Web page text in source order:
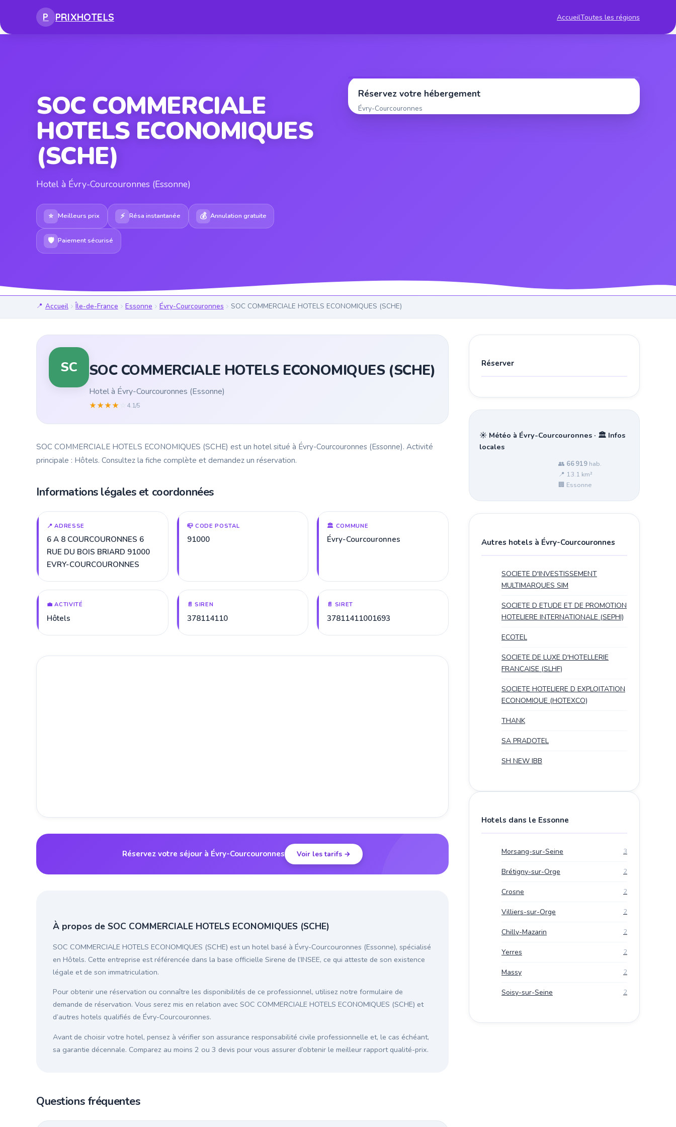
P PRIXHOTELS AccueilToutes les régions
SOC COMMERCIALE
HOTELS ECONOMIQUES
(SCHE)
Hotel à Évry-Courcouronnes (Essonne)
⭐ Meilleurs prix ⚡ Résa instantanée 💰 Annulation gratuite
🛡 Paiement sécurisé
Réservez votre hébergement
Évry-Courcouronnes
Accueil Île-de-France Essonne Évry-Courcouronnes SOC COMMERCIALE HOTELS ECONOMIQUES (SCHE)
SC SOC COMMERCIALE HOTELS ECONOMIQUES (SCHE)
Hotel à Évry-Courcouronnes (Essonne)
★★★★ 4.1/5
SOC COMMERCIALE HOTELS ECONOMIQUES (SCHE) est un hotel situé à Évry-Courcouronnes (Essonne). Activité
principale : Hôtels. Consultez la fiche complète et demandez un réservation.
Informations légales et coordonnées
📍 ADRESSE
6 A 8 COURCOURONNES 6
RUE DU BOIS BRIARD 91000
EVRY-COURCOURONNES
📪 CODE POSTAL
91000
🏛️ COMMUNE
Évry-Courcouronnes
💼 ACTIVITÉ
Hôtels
📄 SIREN
378114110
📄 SIRET
37811411001693
Réservez votre séjour à Évry-Courcouronnes Voir les tarifs →
À propos de SOC COMMERCIALE HOTELS ECONOMIQUES (SCHE)
SOC COMMERCIALE HOTELS ECONOMIQUES (SCHE) est un hotel basé à Évry-Courcouronnes (Essonne), spécialisé
en Hôtels. Cette entreprise est référencée dans la base officielle Sirene de l’INSEE, ce qui atteste de son existence
légale et de son immatriculation.
Pour obtenir une réservation ou connaître les disponibilités de ce professionnel, utilisez notre formulaire de
demande de réservation. Vous serez mis en relation avec SOC COMMERCIALE HOTELS ECONOMIQUES (SCHE) et
d’autres hotels qualifiés de Évry-Courcouronnes.
Avant de choisir votre hotel, pensez à vérifier son assurance responsabilité civile professionnelle et, le cas échéant,
sa garantie décennale. Comparez au moins 2 ou 3 devis pour vous assurer d’obtenir le meilleur rapport qualité-prix.
Questions fréquentes
Réserver
☀️ Météo à Évry-Courcouronnes · 🏛️ Infos
locales
👥 66 919 hab.
📍 13.1 km²
🏢 Essonne
Autres hotels à Évry-Courcouronnes
SOCIETE D'INVESTISSEMENT
MULTIMARQUES SIM
SOCIETE D ETUDE ET DE PROMOTION
HOTELIERE INTERNATIONALE (SEPHI)
ECOTEL
SOCIETE DE LUXE D'HOTELLERIE
FRANCAISE (SLHF)
SOCIETE HOTELIERE D EXPLOITATION
ECONOMIQUE (HOTEXCO)
THANK
SA PRADOTEL
SH NEW IBB
Hotels dans le Essonne
Morsang-sur-Seine 3
Brétigny-sur-Orge 2
Crosne 2
Villiers-sur-Orge 2
Chilly-Mazarin 2
Yerres 2
Massy 2
Soisy-sur-Seine 2